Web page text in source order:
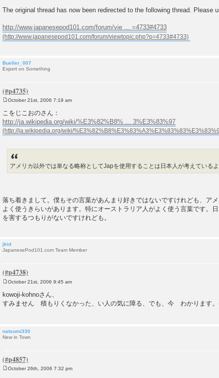
s
The original thread has now been redirected to the following thread. Please
http://www.japanesepod101.com/forum/vie ... =4733#4733
Bueller_007
Expert on Something
o
t
October 21st, 2006 7:19 am
こをじこおのさん：
http://ja.wikipedia.org/wiki/%E3%82%B8% ... 3%E3%83%97
アメリカ以外では単なる略称としてJapを使用することは日本人が考えている
落ち着きまして。僕もその言葉があんまり好きではないですけれども、ア
よく使うきらいがあります。特にオーストラリア人がよく使う言葉です。
を害するつもりがないですけれども。
jkid
JapanesePod101.com Team Member
s
t
October 21st, 2006 9:45 am
kowoji-kohnoさん、
すみません 積もりくなかった、い人の気に障る、でも、今 わかります。
natsumi330
New in Town
October 26th, 2006 7:32 pm